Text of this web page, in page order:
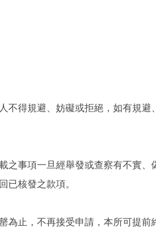
不得規避、妨礙或拒絕，如有規
之事項一旦經舉發或查察有不實
已核發之款項。
止，不再接受申請，本所可提前